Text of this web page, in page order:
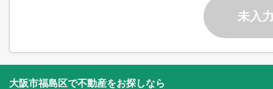
未入
大阪市福島区で不動産をお探しなら